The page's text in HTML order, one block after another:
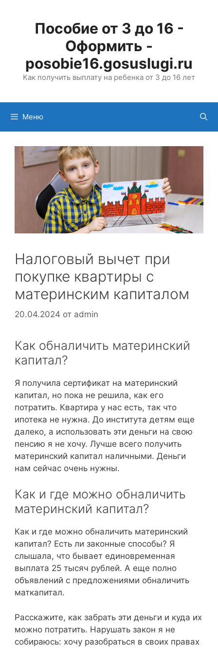
содержимомуПособие от 3 до 16 -
Оформить -
posobie16.gosuslugi.ru
Как получить выплату на ребенка от 3 до 16 лет
Меню
Налоговый вычет при
покупке квартиры с
материнским капиталом
20.04.2024 от admin
Как обналичить материнский
капитал?
Я получила сертификат на материнский
капитал, но пока не решила, как его
потратить. Квартира у нас есть, так что
ипотека не нужна. До института детям еще
далеко, а использовать эти деньги на свою
пенсию я не хочу. Лучше всего получить
материнский капитал наличными. Деньги
нам сейчас очень нужны.
Как и где можно обналичить
материнский капитал?
Как и где можно обналичить материнский
капитал? Есть ли законные способы? Я
слышала, что бывает единовременная
выплата 25 тысяч рублей. А еще полно
объявлений с предложениями обналичить
маткапитал.
Расскажите, как забрать эти деньги и куда их
можно потратить. Нарушать закон я не
собираюсь: хочу разобраться в своих правах